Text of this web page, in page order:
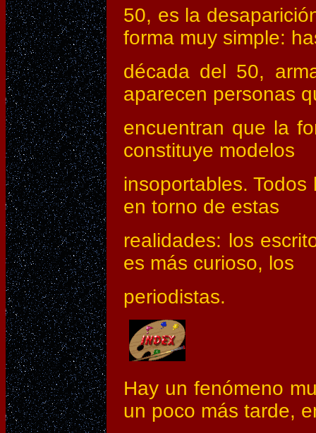
50, es la
forma muy simple:
década del 50,
aparecen personas
encuentran que la
constituye modelos
insoportables.
en torno de estas
realidades: los
es más curioso, los
periodistas.
Hay un fenómeno
un poco más tarde,